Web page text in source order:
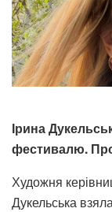
Ірина
фестивалю.
Художня
Дукельська